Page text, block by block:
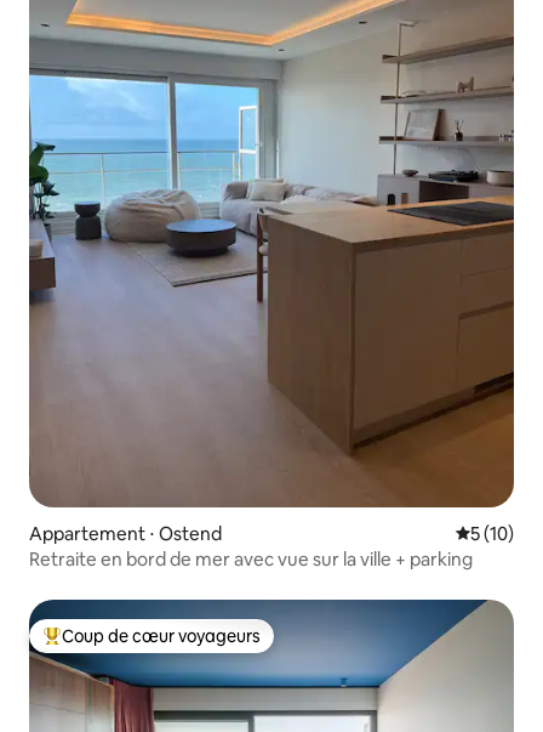
Appartement ⋅ Ostend
5 (10)
Retraite en bord de mer avec vue sur la ville + parking
Coups de cœur voyageurs les plus appréciés
Coup de cœur voyageurs